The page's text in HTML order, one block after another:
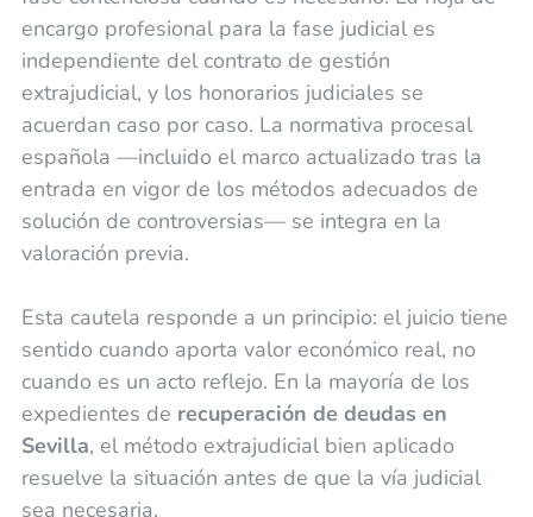
encargo profesional para la fase judicial es
independiente del contrato de gestión
extrajudicial, y los honorarios judiciales se
acuerdan caso por caso. La normativa procesal
española —incluido el marco actualizado tras la
entrada en vigor de los métodos adecuados de
solución de controversias— se integra en la
valoración previa.
Esta cautela responde a un principio: el juicio tiene
sentido cuando aporta valor económico real, no
cuando es un acto reflejo. En la mayoría de los
expedientes de recuperación de deudas en
Sevilla, el método extrajudicial bien aplicado
resuelve la situación antes de que la vía judicial
sea necesaria.